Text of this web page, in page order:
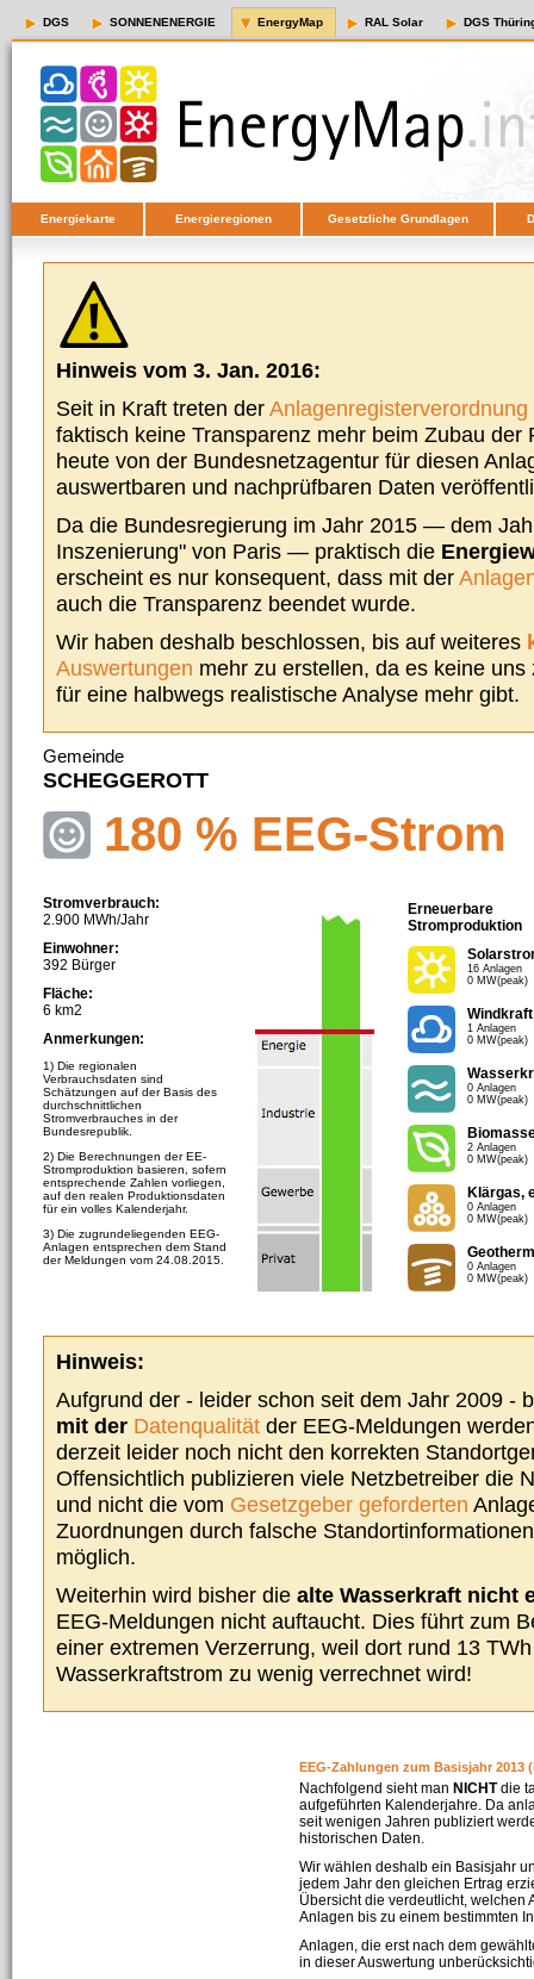
DGS SONNENENERGIE EnergyMap RAL Solar DGS
Energiekarte Energieregionen Gesetzliche Grundlagen
Hinweis vom 3. Jan. 2016:
Seit in Kraft treten derAnlagenregisterverordnung
faktisch keine Transparenz mehr beim Zubau der
heute von der Bundesnetzagentur für diesen
auswertbaren und nachprüfbaren Daten
Da die Bundesregierung im Jahr 2015 — dem
Inszenierung" von Paris — praktisch die
erscheint es nur konsequent, dass mit der
auch die Transparenz beendet wurde.
Wir haben deshalb beschlossen, bis auf weiteres
Auswertungen mehr zu erstellen, da es keine
für eine halbwegs realistische Analyse mehr gibt.
Gemeinde
SCHEGGEROTT
180 % EEG-Strom
Stromverbrauch:
2.900 MWh/Jahr
Einwohner:
392 Bürger
Fläche:
6 km2
Anmerkungen:
1) Die regionalen
Verbrauchsdaten sind
Schätzungen auf der Basis des
durchschnittlichen
Stromverbrauches in der
Bundesrepublik.
2) Die Berechnungen der EE-
Stromproduktion basieren, sofern
entsprechende Zahlen vorliegen,
auf den realen Produktionsdaten
für ein volles Kalenderjahr.
3) Die zugrundeliegenden EEG-
Anlagen entsprechen dem Stand
der Meldungen vom 24.08.2015.
Erneuerbare
Stromproduktion
16 Anlagen
0 MW(peak)
Windkraft
1 Anlagen
0 MW(peak)
0 Anlagen
0 MW(peak)
2 Anlagen
0 MW(peak)
Klärgas,
0 Anlagen
0 MW(peak)
0 Anlagen
0 MW(peak)
Hinweis:
Aufgrund der - leider schon seit dem Jahr 2009 -
mit der Datenqualität der EEG-Meldungen
derzeit leider noch nicht den korrekten
Offensichtlich publizieren viele Netzbetreiber die
und nicht die vom Gesetzgeber geforderten
Zuordnungen durch falsche
möglich.
Weiterhin wird bisher die alte Wasserkraft nicht
EEG-Meldungen nicht auftaucht. Dies führt zum
einer extremen Verzerrung, weil dort rund 13
Wasserkraftstrom zu wenig verrechnet wird!
EEG-Zahlungen zum Basisjahr 2013
Nachfolgend sieht man NICHTdie
aufgeführten Kalenderjahre. Da
seit wenigen Jahren publiziert
historischen Daten.
Wir wählen deshalb ein Basisjahr
jedem Jahr den gleichen Ertrag
Übersicht die verdeutlicht, welchen
Anlagen bis zu einem bestimmten
Anlagen, die erst nach dem
in dieser Auswertung